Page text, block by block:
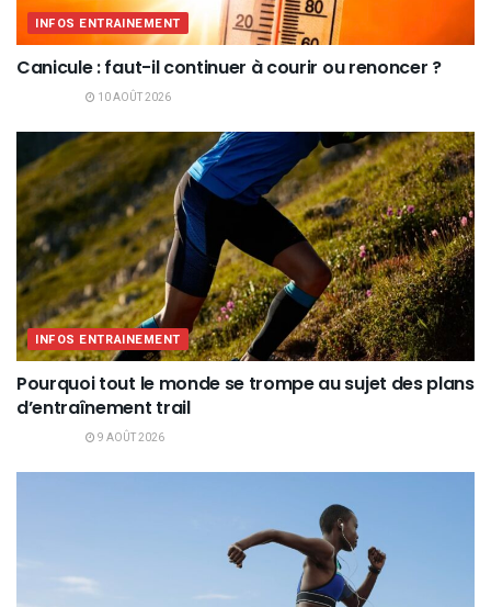
INFOS ENTRAINEMENT
Canicule : faut-il continuer à courir ou renoncer ?
10 AOÛT 2026
INFOS ENTRAINEMENT
Pourquoi tout le monde se trompe au sujet des plans
d’entraînement trail
9 AOÛT 2026